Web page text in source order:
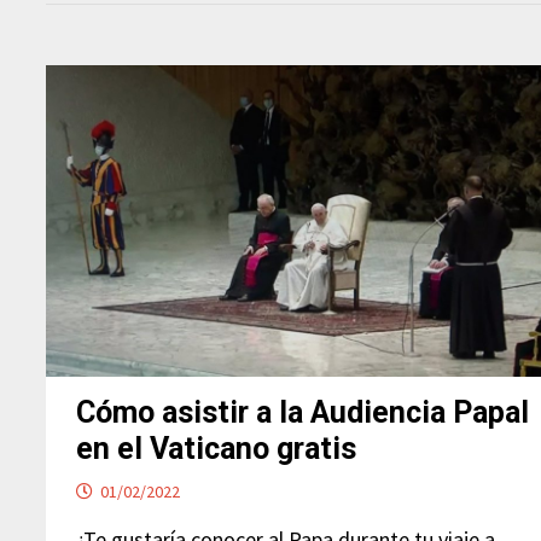
Cómo asistir a la Audiencia Papal
en el Vaticano gratis
01/02/2022